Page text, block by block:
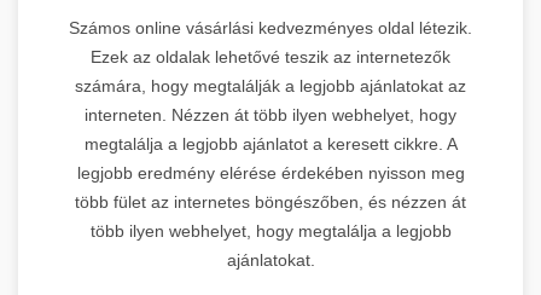
Számos online vásárlási kedvezményes oldal létezik.
Ezek az oldalak lehetővé teszik az internetezők
számára, hogy megtalálják a legjobb ajánlatokat az
interneten. Nézzen át több ilyen webhelyet, hogy
megtalálja a legjobb ajánlatot a keresett cikkre. A
legjobb eredmény elérése érdekében nyisson meg
több fület az internetes böngészőben, és nézzen át
több ilyen webhelyet, hogy megtalálja a legjobb
ajánlatokat.